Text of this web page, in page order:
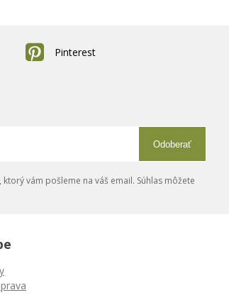
Pinterest
Odoberať
vám pošleme na váš email. Súhlas môžete